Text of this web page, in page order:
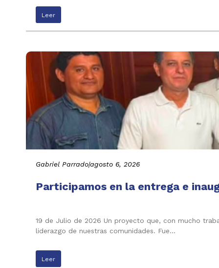
Leer
Gabriel Parrado|agosto 6, 2026
Participamos en la entrega e
19 de Julio de 2026 Un proyecto que, con mucho
liderazgo de nuestras comunidades. Fue…
Leer